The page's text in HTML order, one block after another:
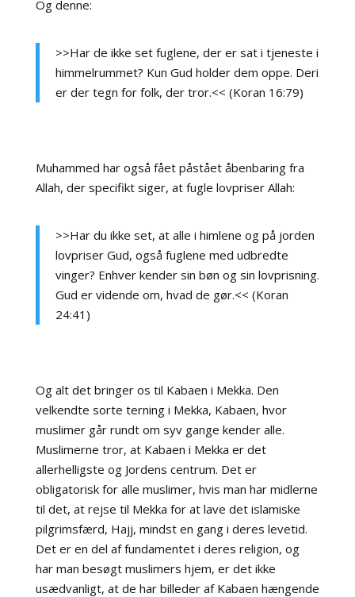
Og denne:
>>Har de ikke set fuglene, der er sat i tjeneste i
himmelrummet? Kun Gud holder dem oppe. Deri
er der tegn for folk, der tror.<< (Koran 16:79)
Muhammed har også fået påstået åbenbaring fra
Allah, der specifikt siger, at fugle lovpriser Allah:
>>Har du ikke set, at alle i himlene og på jorden
lovpriser Gud, også fuglene med udbredte
vinger? Enhver kender sin bøn og sin lovprisning.
Gud er vidende om, hvad de gør.<< (Koran
24:41)
Og alt det bringer os til Kabaen i Mekka. Den
velkendte sorte terning i Mekka, Kabaen, hvor
muslimer går rundt om syv gange kender alle.
Muslimerne tror, at Kabaen i Mekka er det
allerhelligste og Jordens centrum. Det er
obligatorisk for alle muslimer, hvis man har midlerne
til det, at rejse til Mekka for at lave det islamiske
pilgrimsfærd, Hajj, mindst en gang i deres levetid.
Det er en del af fundamentet i deres religion, og
har man besøgt muslimers hjem, er det ikke
usædvanligt, at de har billeder af Kabaen hængende